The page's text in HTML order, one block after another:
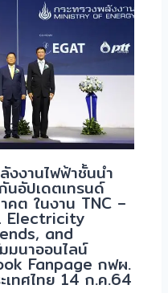
งานไฟฟ้าชั้นนำ
นอัปเดตเทรนด์
คต ในงาน TNC –
Electricity
and
มนาออนไลน์
Fanpage กฟผ.
เทศไทย 14 ก.ค.64